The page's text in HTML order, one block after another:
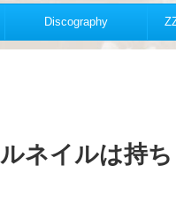
Discography
ネイルは持ち